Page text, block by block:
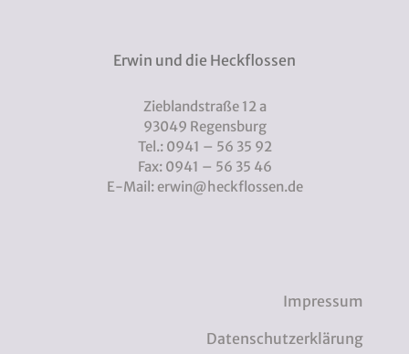
Erwin und die Heckflossen
Zieblandstraße 12 a
93049 Regensburg
Tel.: 0941 – 56 35 92
Fax: 0941 – 56 35 46
E-Mail: erwin@heckflossen.de
Impressum
Datenschutzerklärung